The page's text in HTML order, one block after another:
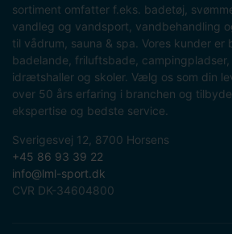
sortiment omfatter f.eks. badetøj,
vandleg og vandsport, vandbehandling
til vådrum, sauna & spa. Vores kunder er
badelande, friluftsbade, campingpladser,
idrætshaller og skoler. Vælg os som din
over 50 års erfaring i branchen og
ekspertise og bedste service.
Sverigesvej 12, 8700 Horsens
+45 86 93 39 22
info@lml-sport.dk
CVR DK-34604800